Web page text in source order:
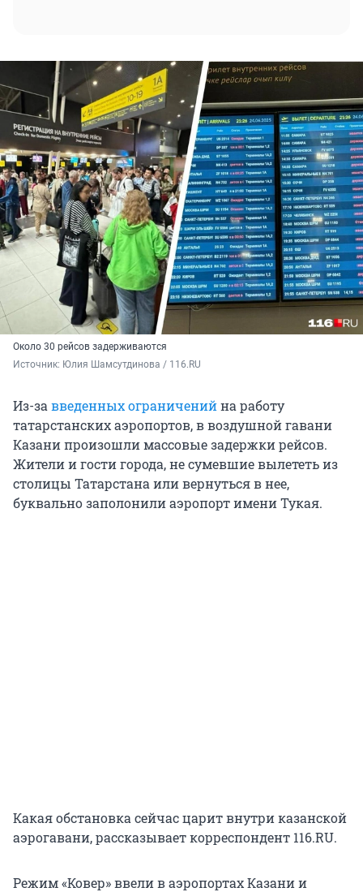
Около 30 рейсов задерживаются
Источник: Юлия Шамсутдинова / 116.RU
Из-за введенных ограниченийна работу
татарстанских аэропортов, в воздушной гавани
Казани произошли массовые задержки рейсов.
Жители и гости города, не сумевшие вылететь из
столицы Татарстана или вернуться в нее,
буквально заполонили аэропорт имени Тукая.
Какая обстановка сейчас царит внутри казанской
аэрогавани, рассказывает корреспондент 116.RU.
Режим «Ковер» ввели в аэропортах Казани и